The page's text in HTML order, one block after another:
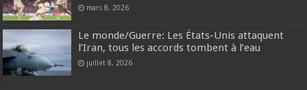
mars 8, 2026
Le monde/Guerre: Les États-Unis attaquent
l’Iran, tous les accords tombent à l’eau
juillet 8, 2026